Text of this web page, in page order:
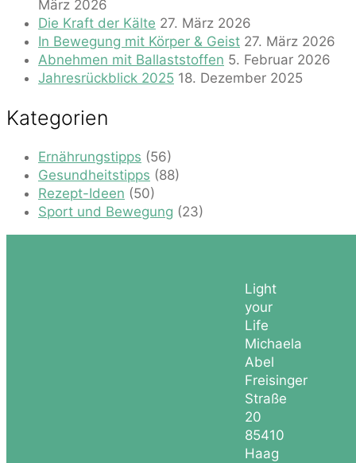
März 2026
Die Kraft der Kälte 27. März 2026
In Bewegung mit Körper & Geist 27. März 2026
Abnehmen mit Ballaststoffen 5. Februar 2026
Jahresrückblick 2025 18. Dezember 2025
Kategorien
Ernährungstipps (56)
Gesundheitstipps (88)
Rezept-Ideen (50)
Sport und Bewegung (23)
Light
your
Life
Michaela
Abel
Freisinger
Straße
20
85410
Haag